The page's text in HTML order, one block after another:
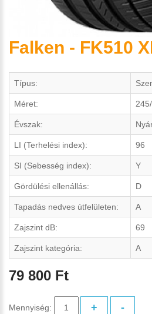
Falken - FK510
Típus:
Méret:
Évszak:
LI (Terhelési index): 96
SI (Sebesség index): Y
Gördülési ellenállás: D
Tapadás nedves útfelületen: A
Zajszint dB: 69
Zajszint kategória: A
79 800 Ft
Mennyiség: + -